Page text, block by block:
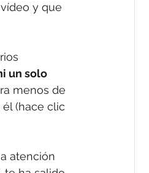
y que
un solo
menos de
(hace clic
atención